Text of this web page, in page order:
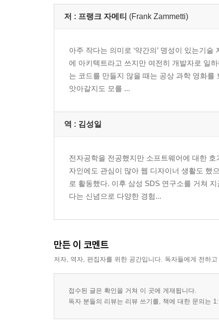
2장. 다트를 제대로 알아보기
____노코멘트: 주석에 관해
____변수
____데이터 타입(자료형)
____열거형
____void
____다트에서의 객체지향
____함수와 놀기
____어써션
____시간 초과: 비동기
____예외 처리
____메타데이터
____제네릭
저 : 프랭크 자메티 (Frank Zammetti)
아주 작다는 의미로 ‘약간의’ 명성이 있는기
에 아키텍트라고 쓰지만 여전히 개발자로 일
는 코드를 만들지 않을 때는 공상 과학 영화
앗아갈지도 모를 ...
역 : 김성일
전자공학을 전공했지만 소프트웨어에 대한
자인에도 관심이 많아 웹 디자이너 생활도 했
로 활동했다. 이후 삼성 SDS 연구소를 거쳐
다는 신념으로 다양한 경험...
만든 이 코멘트
저자, 역자, 편집자를 위한 공간입니다. 독자들에게 전하
접수된 글은 확인을 거쳐 이 곳에 게재됩니다.
독자 분들의 리뷰는 리뷰 쓰기를, 책에 대한 문의는